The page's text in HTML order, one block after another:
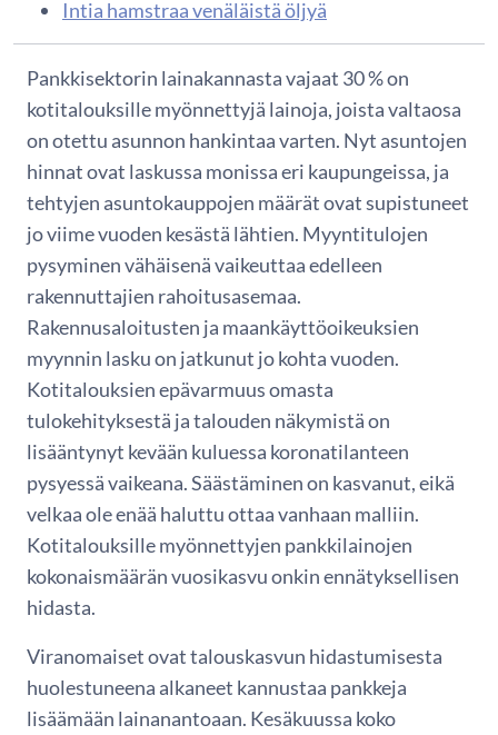
Intia hamstraa venäläistä öljyä
Pankkisektorin lainakannasta vajaat 30 % on
kotitalouksille myönnettyjä lainoja, joista valtaosa
on otettu asunnon hankintaa varten. Nyt asuntojen
hinnat ovat laskussa monissa eri kaupungeissa, ja
tehtyjen asuntokauppojen määrät ovat supistuneet
jo viime vuoden kesästä lähtien. Myyntitulojen
pysyminen vähäisenä vaikeuttaa edelleen
rakennuttajien rahoitusasemaa.
Rakennusaloitusten ja maankäyttöoikeuksien
myynnin lasku on jatkunut jo kohta vuoden.
Kotitalouksien epävarmuus omasta
tulokehityksestä ja talouden näkymistä on
lisääntynyt kevään kuluessa koronatilanteen
pysyessä vaikeana. Säästäminen on kasvanut, eikä
velkaa ole enää haluttu ottaa vanhaan malliin.
Kotitalouksille myönnettyjen pankkilainojen
kokonaismäärän vuosikasvu onkin ennätyksellisen
hidasta.
Viranomaiset ovat talouskasvun hidastumisesta
huolestuneena alkaneet kannustaa pankkeja
lisäämään lainanantoaan. Kesäkuussa koko